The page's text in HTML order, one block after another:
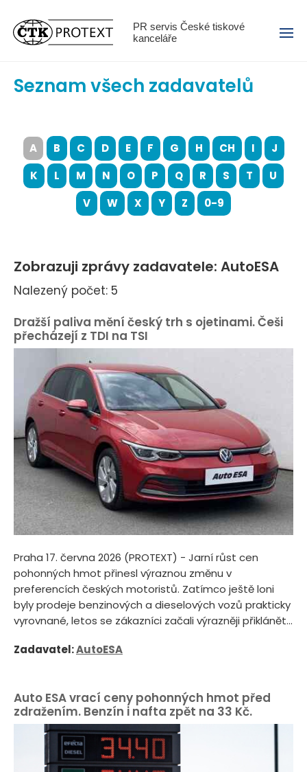
PR servis České tiskové
kanceláře
Menu
Seznam všech zadavatelů
A B C D E F G H CH I
J
K
L M N O P Q R S T
U
V
W X Y Z 0-9
Zobrazuji zprávy zadavatele: AutoESA
Nalezený počet: 5
Dražší paliva mění český trh s ojetinami. Češi
přecházejí z TDI na TSI
Praha 17. června 2026 (PROTEXT) - Jarní růst cen
pohonných hmot přinesl výraznou změnu v
preferencích českých motoristů. Zatímco ještě loni
byly prodeje benzinových a dieselových vozů prakticky
vyrovnané, letos se zákazníci začali výrazněji přiklánět...
Zadavatel:AutoESA
Auto ESA vrací ceny pohonných hmot před
zdražením. Benzín i nafta zpět na 33 Kč.